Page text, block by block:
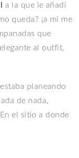
a la que le añadí
queda? ¡a mi me
que
al outfit,
planeando
de nada,
el sitio a donde